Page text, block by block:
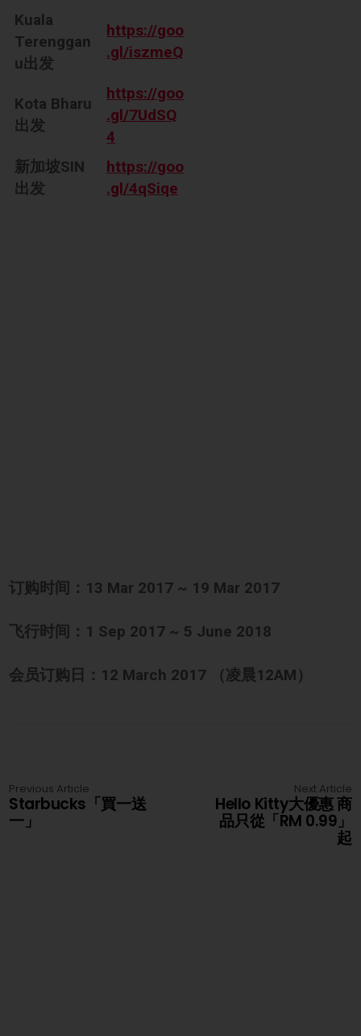
Kuala
Terenggan
u出发
https://goo
.gl/iszmeQ
Kota Bharu
出发
https://goo
.gl/7UdSQ
4
新加坡SIN
出发
https://goo
.gl/4qSiqe
订购时间：13 Mar 2017 ~ 19 Mar 2017
飞行时间：1 Sep 2017 ~ 5 June 2018
会员订购日：12 March 2017 （凌晨12AM）
Previous Article
Starbucks「買一送
一」
Next Article
Hello Kitty大優惠 商
品只從「RM 0.99」
起